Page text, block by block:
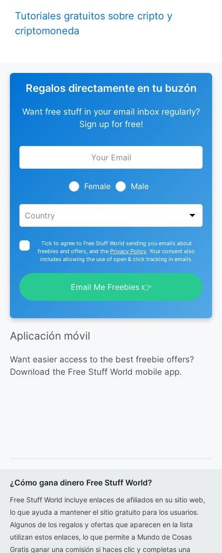
Tutoriales gratuitos sobre cripto y
criptomoneda
Regalos directamente en tu buzón
Want free stuff in your email inbox regularly?
Sign up for free!
Leave
Female Male
Tick to agree to Free Stuff World sending you emails about
freebies and offers, and the Privacy Policy. Your consent also
includes allowing the use of open & click tracking in emails.
Email Me Freebies 👉
Aplicación móvil
Want easier access to the best freebie offers?
Download the Free Stuff World mobile app.
¿Cómo gana dinero Free Stuff World?
Free Stuff World incluye enlaces de afiliados en su sitio web,
lo que ayuda a mantener el sitio gratuito para los usuarios.
Algunos de los regalos y ofertas que aparecen en la lista
utilizan estos enlaces, lo que permite a Mundo de Cosas
Gratis ganar una comisión si haces clic y completas una